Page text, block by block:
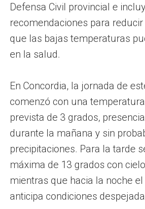
Defensa Civil provincial e
recomendaciones para
que las bajas temperaturas
en la salud.
En Concordia, la jornada de
comenzó con una
prevista de 3 grados,
durante la mañana y sin
precipitaciones. Para la tarde
máxima de 13 grados con
mientras que hacia la noche
anticipa condiciones